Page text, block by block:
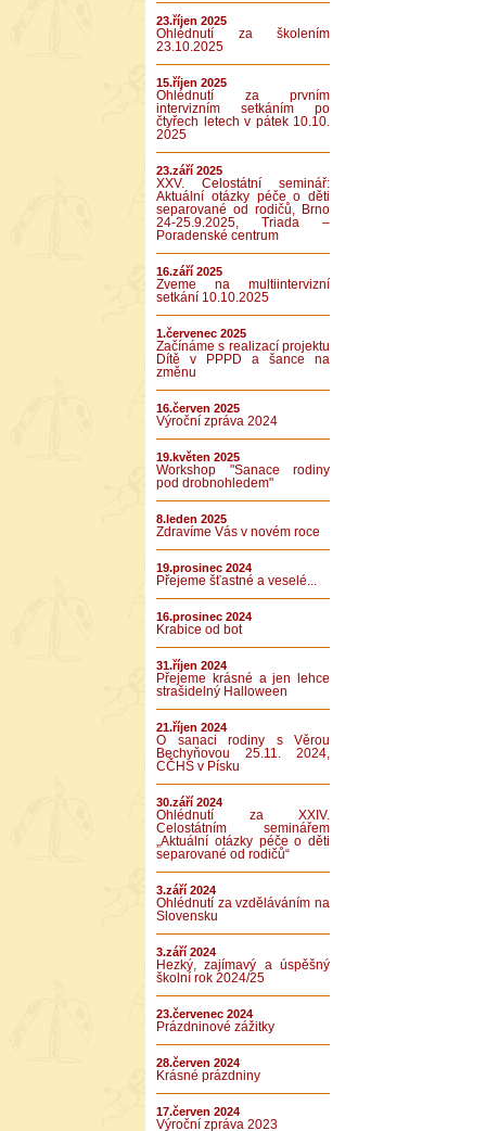
23.říjen 2025
Ohlédnutí za školením
23.10.2025
15.říjen 2025
Ohlédnutí za prvním
intervizním setkáním po
čtyřech letech v pátek 10.10.
2025
23.září 2025
XXV. Celostátní seminář:
Aktuální otázky péče o děti
separované od rodičů, Brno
24-25.9.2025, Triada –
Poradenské centrum
16.září 2025
Zveme na multiintervizní
setkání 10.10.2025
1.červenec 2025
Začínáme s realizací projektu
Dítě v PPPD a šance na
změnu
16.červen 2025
Výroční zpráva 2024
19.květen 2025
Workshop "Sanace rodiny
pod drobnohledem"
8.leden 2025
Zdravíme Vás v novém roce
19.prosinec 2024
Přejeme šťastné a veselé...
16.prosinec 2024
Krabice od bot
31.říjen 2024
Přejeme krásné a jen lehce
strašidelný Halloween
21.říjen 2024
O sanaci rodiny s Věrou
Bechyňovou 25.11. 2024,
CČHS v Písku
30.září 2024
Ohlédnutí za XXIV.
Celostátním seminářem
„Aktuální otázky péče o děti
separované od rodičů“
3.září 2024
Ohlédnutí za vzděláváním na
Slovensku
3.září 2024
Hezký, zajímavý a úspěšný
školní rok 2024/25
23.červenec 2024
Prázdninové zážitky
28.červen 2024
Krásné prázdniny
17.červen 2024
Výroční zpráva 2023